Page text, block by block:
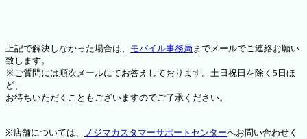
上記で解決しなかった場合は、 モバイル事務局 までメールでご連絡お願い
致します。
※ご質問には順次メールにてお答えしております。土日祝日を除く5日ほ
ど、
お待ちいただくこともございますのでご了承ください。
※店舗については、 ノジマカスタマーサポートセンターへお問い合わせく